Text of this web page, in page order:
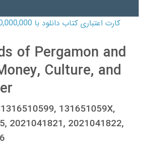
of Pergamon and
Culture, and
131651059X,
2021041821, 2021041822,